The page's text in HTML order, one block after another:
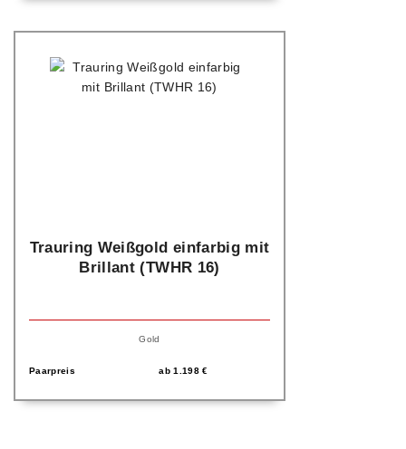
Trauring Weißgold einfarbig mit
Brillant (TWHR 16)
Gold
Paarpreis ab1.198€